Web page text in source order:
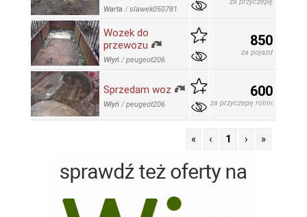
Warta /slawek050781
Wozek do
przewozu
Włyń /peugeot206
850
za pojazd
Sprzedam woz
Włyń /peugeot206
600
za przyczepę rolniczą
« ‹ 1 › »